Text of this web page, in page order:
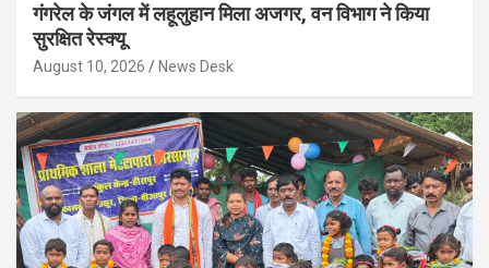
गंगरेल के जंगल में लहूलुहान मिला अजगर, वन विभाग ने किया
सुरक्षित रेस्क्यू
August 10, 2026 News Desk